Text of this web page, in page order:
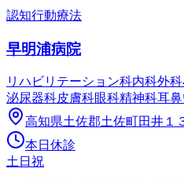
認知行動療法
早明浦病院
リハビリテーション科内科外科
泌尿器科皮膚科眼科精神科耳
高知県土佐郡土佐町田井１
本日休診
土日祝